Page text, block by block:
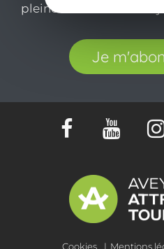
pleinement de votre
Je
Cookies Mentions